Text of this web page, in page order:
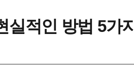
실적인 방법 5가지